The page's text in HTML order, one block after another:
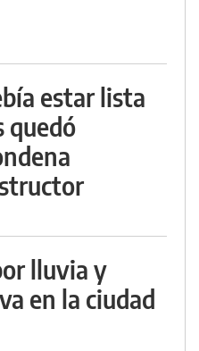
estar lista
quedó
lluvia y
en la ciudad